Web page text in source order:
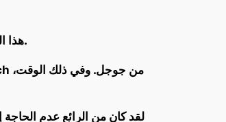
أكدت جوجل أن العلامة التجارية Fitbit لن تقوم بتصنيع ساعات ذكية جديدة، حيث ستتولى سلسلة Pixel Watch هذا الشكل في المستقبل.